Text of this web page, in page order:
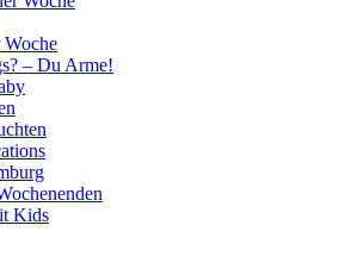
Woche
– Du Arme!
Kids